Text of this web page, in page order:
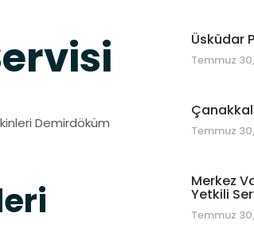
Demirdöküm
Üsküdar
Temmuz
Temmuz
Merkez
Yetkili
Temmuz